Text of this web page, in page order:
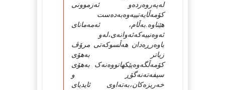
له‌په‌روه‌رده‌و ئه‌زموونی
کۆمه‌ڵایه‌تییه‌وه‌به‌ده‌ست
هێناوه‌.به‌ڵام، ئه‌مه‌مانای
ئه‌وه‌نییه‌که‌ئه‌وانه‌ی،له‌و
باوه‌رڕه‌دان هه‌ڵسوکه‌تی مرۆڤ
زیاتر به‌هۆی
کۆمه‌ڵگه‌وه‌پێكهاتووه‌نه‌ک به‌هۆی
سیفه‌ته‌نه‌گۆڕ و
خه‌ریزه‌کان،به‌ته‌اوی ئایدیای